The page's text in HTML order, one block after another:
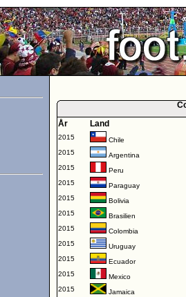
År
Land
2015
Chile
2015
Argentina
2015
Peru
2015
Paraguay
2015
Bolivia
2015
Brasilien
2015
Colombia
2015
Uruguay
2015
Ecuador
2015
Mexico
2015
Jamaica